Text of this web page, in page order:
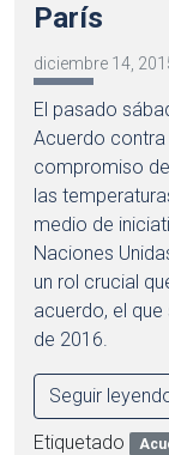
París
diciembre 14,
El pasado
Acuerdo contra
compromiso
las
medio de
Naciones
un rol crucial
acuerdo, el
de 2016.
Seguir
Etiquetado